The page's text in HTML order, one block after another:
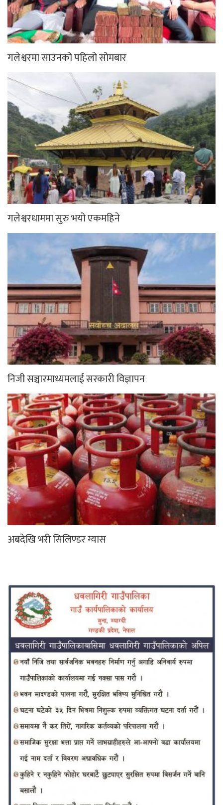
गलेश्वरमा साउनको पहिलो सोमबार
गलेश्वरधाममा सुरु भयो एकमहिने
निजी सञ्चारमाध्यमलाई सरकारी विज्ञापन
अबदेखि भरी सिलिण्डर ग्यास